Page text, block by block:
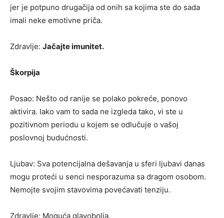
jer je potpuno drugačija od onih sa kojima ste do sada
imali neke emotivne priča.
Zdravlje: Jačajte imunitet.
Škorpija
Posao: Nešto od ranije se polako pokreće, ponovo
aktivira. Iako vam to sada ne izgleda tako, vi ste u
pozitivnom periodu u kojem se odlučuje o vašoj
poslovnoj budućnosti.
Ljubav: Sva potencijalna dešavanja u sferi ljubavi danas
mogu proteći u senci nesporazuma sa dragom osobom.
Nemojte svojim stavovima povećavati tenziju.
Zdravlje: Moguća glavobolja.